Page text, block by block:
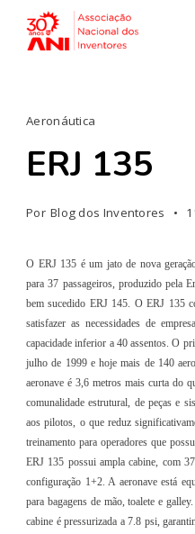
Aeronáutica
ERJ 135
Por Blog dos Inventores
O ERJ 135 é um jato de nova
para 37 passageiros, produzido pela
bem sucedido ERJ 145. O ERJ 135
satisfazer as necessidades de
capacidade inferior a 40 assentos. O
julho de 1999 e hoje mais de 140
aeronave é 3,6 metros mais curta do
comunalidade estrutural, de peças e
aos pilotos, o que reduz
treinamento para operadores que
ERJ 135 possui ampla cabine, com
configuração 1+2. A aeronave está
para bagagens de mão, toalete e
cabine é pressurizada a 7.8 psi,